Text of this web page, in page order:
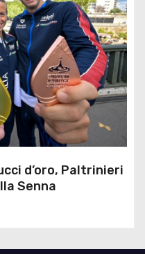
d’oro, Paltrinieri
Senna